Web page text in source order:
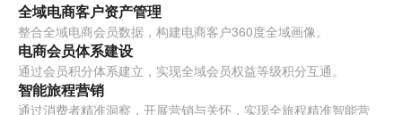
全域电商客户资产管理
整合全域电商会员数据，构建电商客户360度全域画像。
电商会员体系建设
通过会员积分体系建立，实现全域会员权益等级积分互通。
智能旅程营销
通过消费者精准洞察，开展营销与关怀，实现全旅程精准智能营